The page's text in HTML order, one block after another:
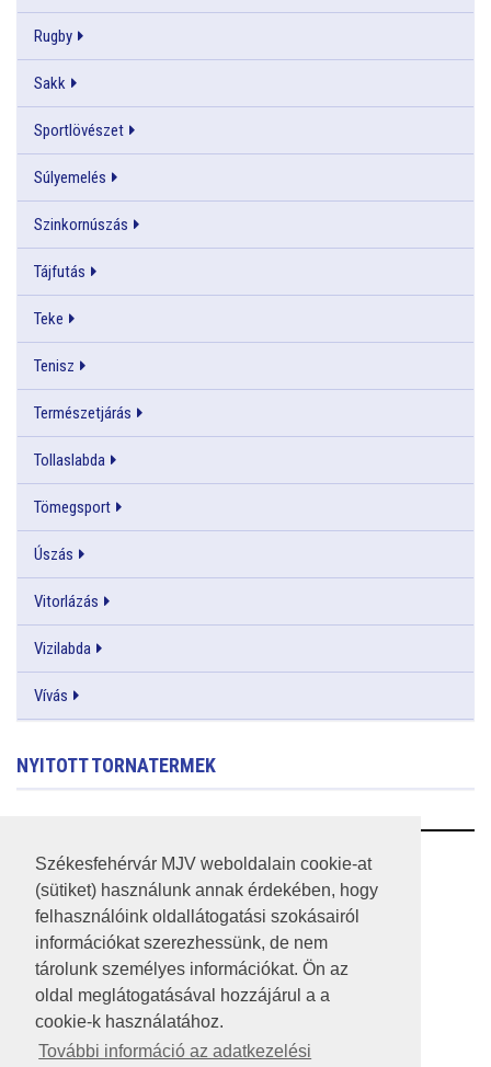
Székesfehérvár MJV weboldalain cookie-at
(sütiket) használunk annak érdekében, hogy
felhasználóink oldallátogatási szokásairól
információkat szerezhessünk, de nem
tárolunk személyes információkat. Ön az
oldal meglátogatásával hozzájárul a a
cookie-k használatához.
További információ az adatkezelési
Rugby
Sakk
Sportlövészet
Súlyemelés
Szinkornúszás
Tájfutás
Teke
Tenisz
Természetjárás
Tollaslabda
Tömegsport
Úszás
Vitorlázás
Vizilabda
Vívás
NYITOTT TORNATERMEK
RSS
A HONLAP 2017.03.31-I ÁLLAPOTA
JOGI NYILATKOZAT
IMPRESSZUM